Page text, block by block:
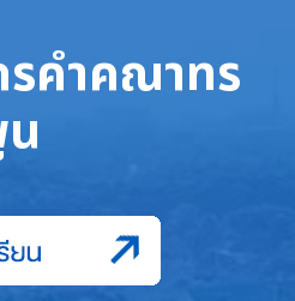
รคำคณาทร